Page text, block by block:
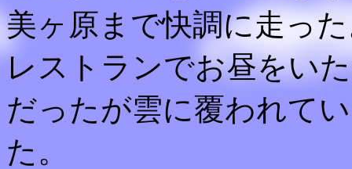
美ヶ原まで快調に走っ
レストランでお昼をい
だったが雲に覆われて
た。